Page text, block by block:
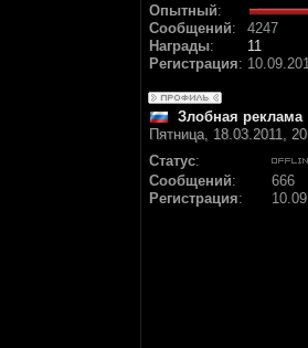
Опытный:
Сообщений:
4247
Награды:
11
Регистрация:
Злобная реклама
Пятница, 18.03.2011,
Статус:
Сообщений:
666
Регистрация: